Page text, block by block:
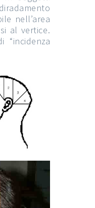
nell’area
al vertice.
“incidenza